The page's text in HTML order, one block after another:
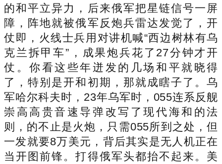
的和平立异力，后来俄军把星链信号一屏
障，阵地就被俄军反炮兵雷达发觉了，开
仗即，火线士兵用对讲机喊“西边树林有乌
克兰拆甲车”，成果炮兵花了27分钟才开
仗。你看这些年迸发的几场和平就晓得
了，特别是开和初期，那就成瞎子了。乌
军哈尔科夫时，23年乌军时，055连系反舰
崇高高贵音速导弹改写了现代海和的法
则，的不止是火炮，只需055所到之处，但
一发就要8万美元，背后其实是无人机正在
当开图前锋。打得俄军头都抬不起来。美